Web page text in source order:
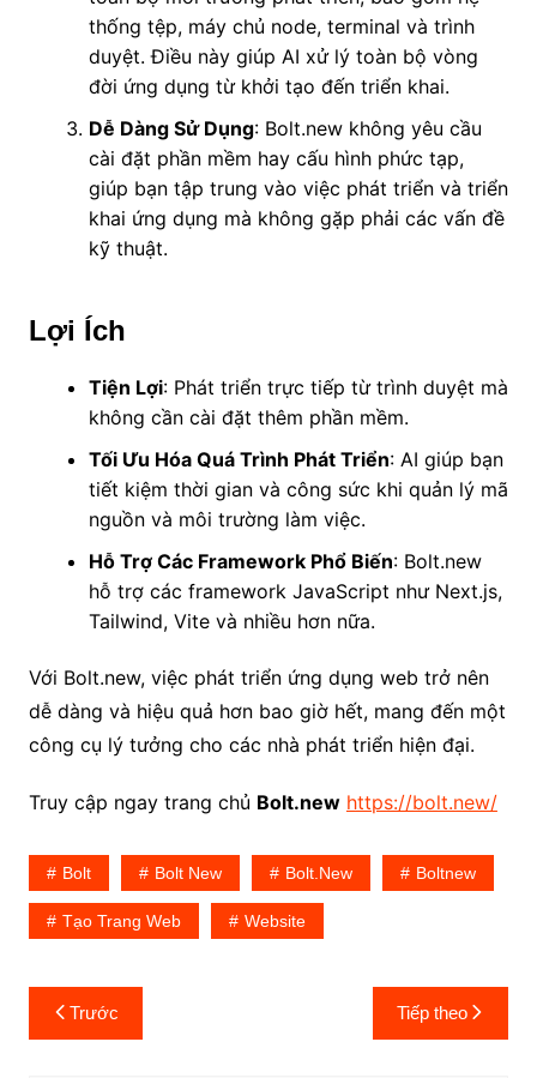
thống tệp, máy chủ node, terminal và trình
duyệt. Điều này giúp AI xử lý toàn bộ vòng
đời ứng dụng từ khởi tạo đến triển khai.
Dễ Dàng Sử Dụng: Bolt.new không yêu cầu
cài đặt phần mềm hay cấu hình phức tạp,
giúp bạn tập trung vào việc phát triển và triển
khai ứng dụng mà không gặp phải các vấn đề
kỹ thuật.
Lợi Ích
Tiện Lợi: Phát triển trực tiếp từ trình duyệt mà
không cần cài đặt thêm phần mềm.
Tối Ưu Hóa Quá Trình Phát Triển: AI giúp bạn
tiết kiệm thời gian và công sức khi quản lý mã
nguồn và môi trường làm việc.
Hỗ Trợ Các Framework Phổ Biến: Bolt.new
hỗ trợ các framework JavaScript như Next.js,
Tailwind, Vite và nhiều hơn nữa.
Với Bolt.new, việc phát triển ứng dụng web trở nên
dễ dàng và hiệu quả hơn bao giờ hết, mang đến một
công cụ lý tưởng cho các nhà phát triển hiện đại.
Truy cập ngay trang chủ Bolt.new https://bolt.new/
Bolt Bolt New Bolt.new Boltnew
Tạo Trang Web Website
Điều
hướng
Trước Tiếp theo